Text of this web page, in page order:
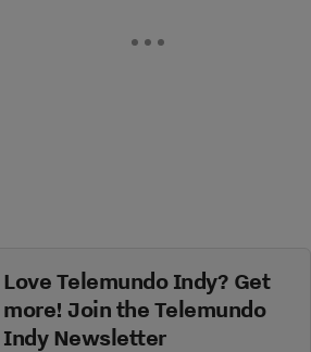
Love Telemundo Indy? Get
more! Join the Telemundo
Indy Newsletter